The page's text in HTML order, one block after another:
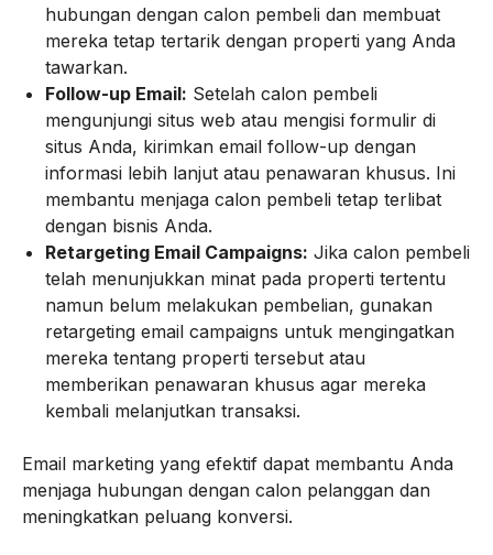
hubungan dengan calon pembeli dan membuat
mereka tetap tertarik dengan properti yang Anda
tawarkan.
Follow-up Email: Setelah calon pembeli
mengunjungi situs web atau mengisi formulir di
situs Anda, kirimkan email follow-up dengan
informasi lebih lanjut atau penawaran khusus. Ini
membantu menjaga calon pembeli tetap terlibat
dengan bisnis Anda.
Retargeting Email Campaigns: Jika calon pembeli
telah menunjukkan minat pada properti tertentu
namun belum melakukan pembelian, gunakan
retargeting email campaigns untuk mengingatkan
mereka tentang properti tersebut atau
memberikan penawaran khusus agar mereka
kembali melanjutkan transaksi.
Email marketing yang efektif dapat membantu Anda
menjaga hubungan dengan calon pelanggan dan
meningkatkan peluang konversi.